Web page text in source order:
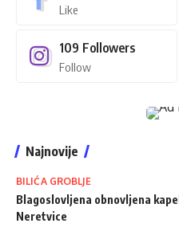
Like
109 Followers
Follow
Najnovije
BILIĆA GROBLJE
Blagoslovljena obnovljena
Neretvice